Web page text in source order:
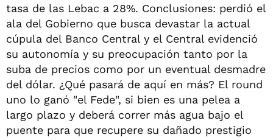
tasa de las Lebac a 28%. Conclusiones: perdió el
ala del Gobierno que busca devastar la actual
cúpula del Banco Central y el Central evidenció
su autonomía y su preocupación tanto por la
suba de precios como por un eventual desmadre
del dólar. ¿Qué pasará de aquí en más? El round
uno lo ganó "el Fede", si bien es una pelea a
largo plazo y deberá correr más agua bajo el
puente para que recupere su dañado prestigio